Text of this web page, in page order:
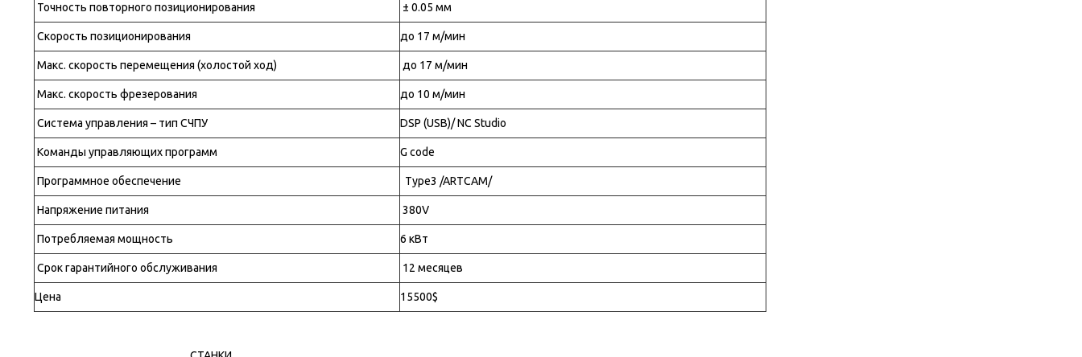
Точность повторного позиционирования ± 0.05 мм
Скорость позиционирования до 17 м/мин
Макс. скорость перемещения (холостой ход) до 17 м/мин
Макс. скорость фрезерования до 10 м/мин
Система управления – тип СЧПУ DSP (USB)/ NC Studio
Команды управляющих программ G code
Программное обеспечение Type3 /ARTCAM/
Напряжение питания 380V
Потребляемая мощность 6 кВт
Срок гарантийного обслуживания 12 месяцев
Цена 15500$